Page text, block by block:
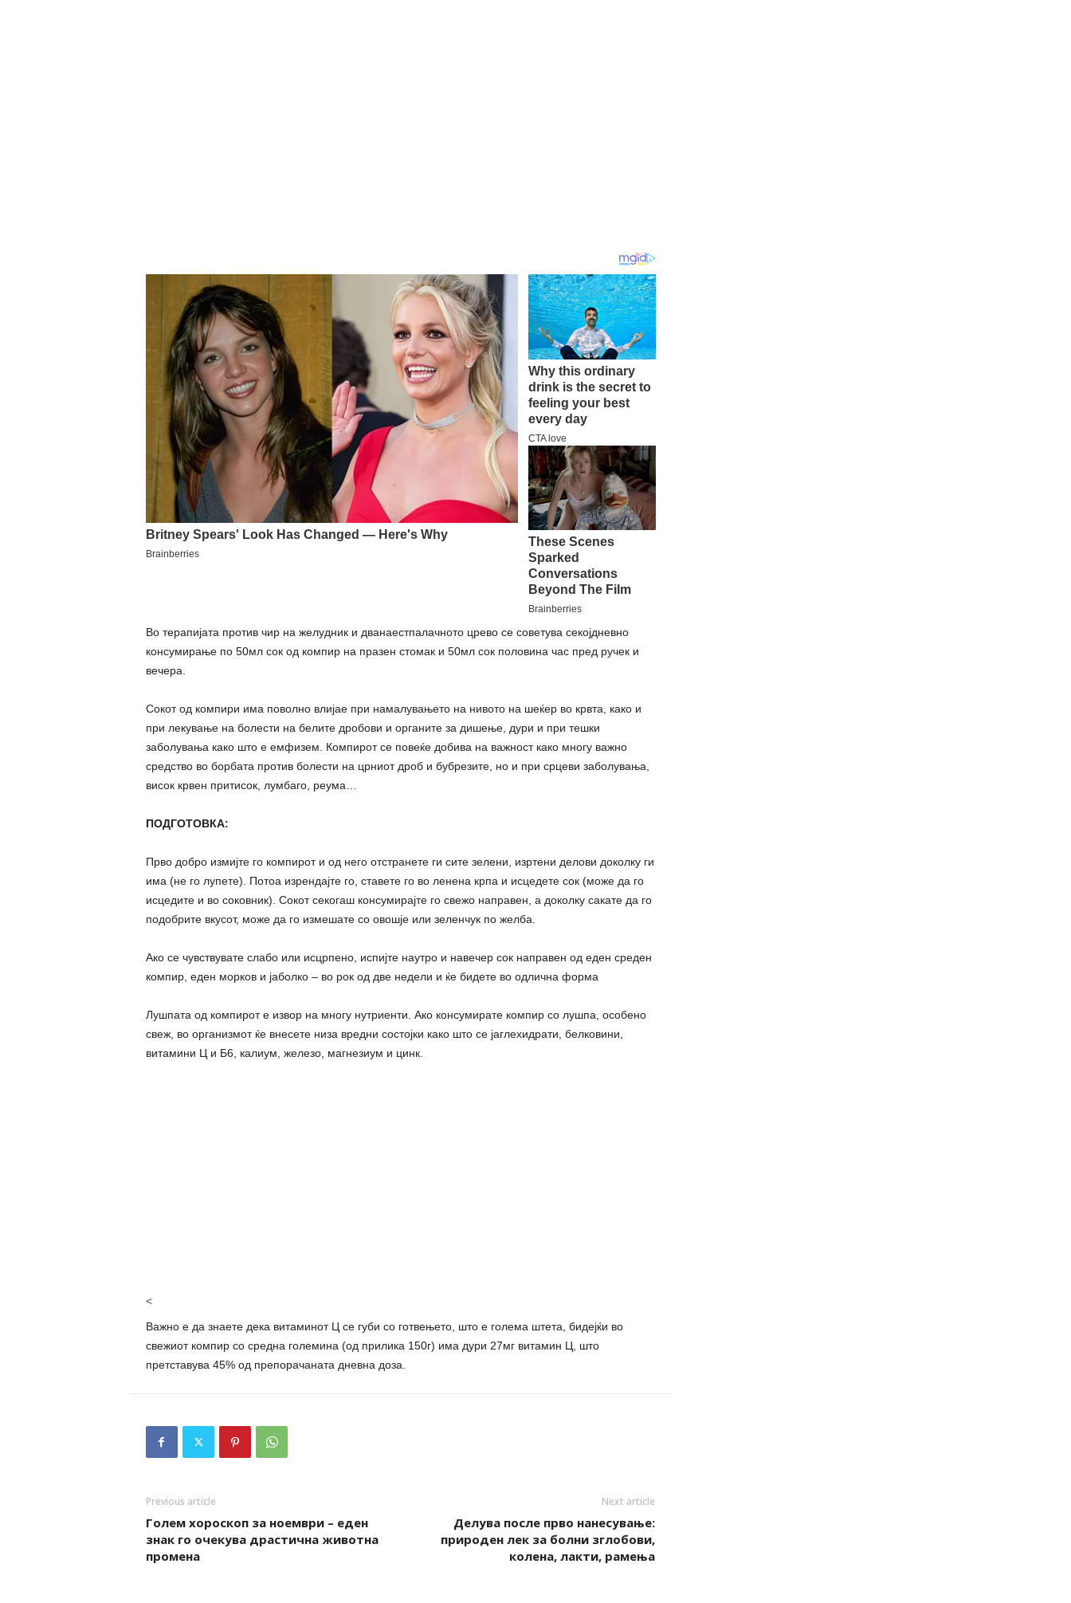
Во терапијата против чир на желудник и дванаестпалачното црево се советува секојдневно
консумирање по 50мл сок од компир на празен стомак и 50мл сок половина час пред ручек и
вечера.
Сокот од компири има поволно влијае при намалувањето на нивото на шеќер во крвта, како и
при лекување на болести на белите дробови и органите за дишење, дури и при тешки
заболувања како што е емфизем. Компирот се повеќе добива на важност како многу важно
средство во борбата против болести на црниот дроб и бубрезите, но и при срцеви заболувања,
висок крвен притисок, лумбаго, реума…
ПОДГОТОВКА:
Прво добро измијте го компирот и од него отстранете ги сите зелени, изртени делови доколку ги
има (не го лупете). Потоа изрендајте го, ставете го во ленена крпа и исцедете сок (може да го
исцедите и во соковник). Сокот секогаш консумирајте го свежо направен, а доколку сакате да го
подобрите вкусот, може да го измешате со овошје или зеленчук по желба.
Ако се чувствувате слабо или исцрпено, испијте наутро и навечер сок направен од еден среден
компир, еден морков и јаболко – во рок од две недели и ќе бидете во одлична форма
Лушпата од компирот е извор на многу нутриенти. Ако консумирате компир со лушпа, особено
свеж, во организмот ќе внесете низа вредни состојки како што се јаглехидрати, белковини,
витамини Ц и Б6, калиум, железо, магнезиум и цинк.
<
Важно е да знаете дека витаминот Ц се губи со готвењето, што е голема штета, бидејќи во
свежиот компир со средна големина (од прилика 150г) има дури 27мг витамин Ц, што
претставува 45% од препорачаната дневна доза.
Previous article
Голем хороскоп за ноември – еден
знак го очекува драстична животна
промена
Next article
Делува после прво нанесување:
природен лек за болни зглобови,
колена, лакти, рамења